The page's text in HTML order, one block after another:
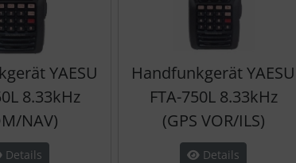
YAESU
8.33kHz
NAV)
Details
Handfunkgerät YAESU
FTA-750L 8.33kHz
(GPS VOR/ILS)
Details